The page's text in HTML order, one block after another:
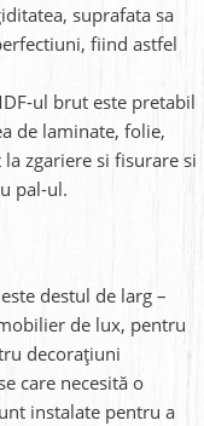
suprafata sa
fiind astfel
ul brut este pretabil
de laminate, folie,
zgariere si fisurare si
pal-ul.
destul de larg –
de lux, pentru
decorațiuni
care necesită o
instalate pentru a